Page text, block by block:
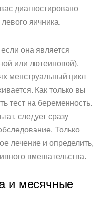
диагностировано
яичника.
она является
или лютеиновой).
менструальный цикл
Как только вы
тест на беременность.
следует сразу
Только
лечение и определить,
вмешательства.
и месячные